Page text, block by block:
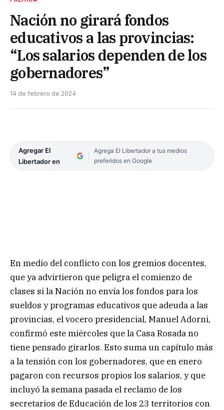
Nación no girará fondos
educativos a las provincias:
“Los salarios dependen de los
gobernadores”
14 de febrero de 2024
Agregar El
Libertador en
Agrega El Libertador a tus medios
preferidos en Google
En medio del conflicto con los gremios docentes,
que ya advirtieron que peligra el comienzo de
clases si la Nación no envía los fondos para los
sueldos y programas educativos que adeuda a las
provincias, el vocero presidencial, Manuel Adorni,
confirmó este miércoles que la Casa Rosada no
tiene pensado girarlos. Esto suma un capítulo más
a la tensión con los gobernadores, que en enero
pagaron con recursos propios los salarios, y que
incluyó la semana pasada el reclamo de los
secretarios de Educación de los 23 territorios con